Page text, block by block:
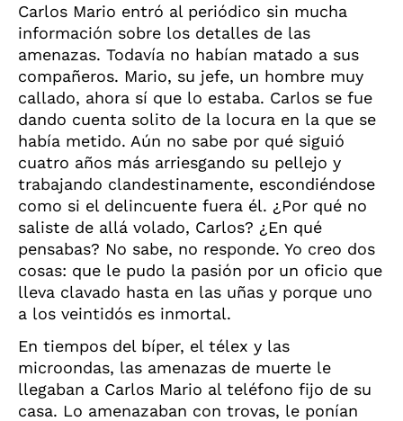
Carlos Mario entró al periódico sin mucha
información sobre los detalles de las
amenazas. Todavía no habían matado a sus
compañeros. Mario, su jefe, un hombre muy
callado, ahora sí que lo estaba. Carlos se fue
dando cuenta solito de la locura en la que se
había metido. Aún no sabe por qué siguió
cuatro años más arriesgando su pellejo y
trabajando clandestinamente, escondiéndose
como si el delincuente fuera él. ¿Por qué no
saliste de allá volado, Carlos? ¿En qué
pensabas? No sabe, no responde. Yo creo dos
cosas: que le pudo la pasión por un oficio que
lleva clavado hasta en las uñas y porque uno
a los veintidós es inmortal.
En tiempos del bíper, el télex y las
microondas, las amenazas de muerte le
llegaban a Carlos Mario al teléfono fijo de su
casa. Lo amenazaban con trovas, le ponían